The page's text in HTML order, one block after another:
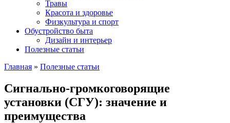
Травы
Красота и здоровье
Физкультура и спорт
Обустройство быта
Дизайн и интерьер
Полезные статьи
Главная » Полезные статьи
Сигнально-громкоговорящие
установки (СГУ): значение и
преимущества